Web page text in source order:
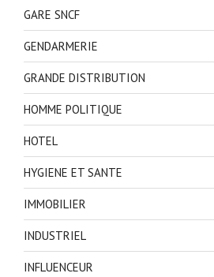
GARE SNCF
GENDARMERIE
GRANDE DISTRIBUTION
HOMME POLITIQUE
HOTEL
HYGIENE ET SANTE
IMMOBILIER
INDUSTRIEL
INFLUENCEUR